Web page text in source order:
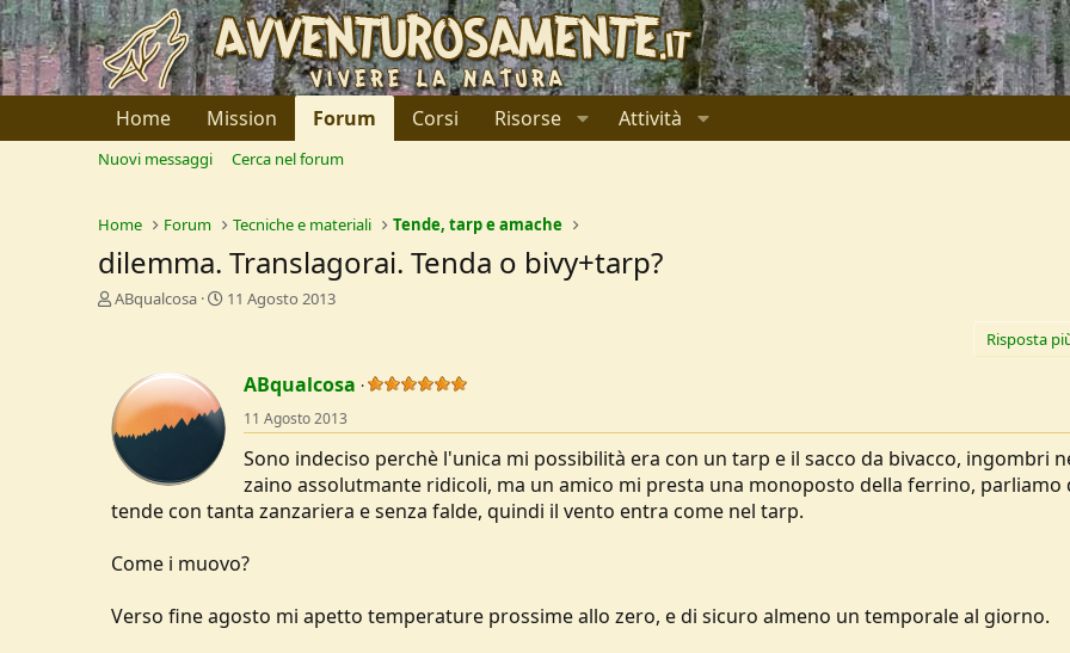
Home Mission Forum Corsi Risorse Attività
Nuovi messaggi Cerca nel forum
Home Forum Tecniche e materiali Tende, tarp e amache
dilemma. Translagorai. Tenda o bivy+tarp?
C
o
r
e
D
s
u
s
i
ABqualcosa
D
i
11 Agosto 2013
Risposta
ABqualcosa
11 Agosto 2013
Sono indeciso perchè l'unica mi possibilità era con un tarp e il sacco da bivacco, ingombri
zaino assolutmante ridicoli, ma un amico mi presta una monoposto della ferrino, parliamo
tende con tanta zanzariera e senza falde, quindi il vento entra come nel tarp.
Come i muovo?
Verso fine agosto mi apetto temperature prossime allo zero, e di sicuro almeno un temporale al giorno.